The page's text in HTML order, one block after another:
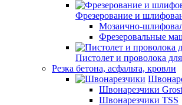
Фрезерование и
Мозаично-
Фрезеровальные
Пистолет и проволока
Резка бетона, асфальта, кровли
Швонарезчики Grost
Швонарезчики TSS